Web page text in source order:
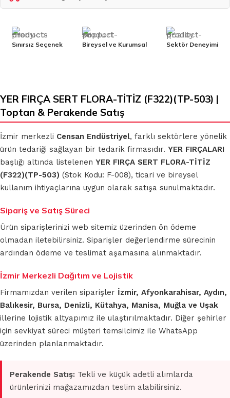
Sınırsız Seçenek Bireysel ve Kurumsal Sektör Deneyimi
YER FIRÇA SERT FLORA-TİTİZ (F322)(TP-503) |
Toptan & Perakende Satış
İzmir merkezli Censan Endüstriyel, farklı sektörlere yönelik
ürün tedariği sağlayan bir tedarik firmasıdır. YER FIRÇALARI
başlığı altında listelenen YER FIRÇA SERT FLORA-TİTİZ
(F322)(TP-503) (Stok Kodu: F-008), ticari ve bireysel
kullanım ihtiyaçlarına uygun olarak satışa sunulmaktadır.
Sipariş ve Satış Süreci
Ürün siparişlerinizi web sitemiz üzerinden ön ödeme
olmadan iletebilirsiniz. Siparişler değerlendirme sürecinin
ardından ödeme ve teslimat aşamasına alınmaktadır.
İzmir Merkezli Dağıtım ve Lojistik
Firmamızdan verilen siparişler İzmir, Afyonkarahisar, Aydın,
Balıkesir, Bursa, Denizli, Kütahya, Manisa, Muğla ve Uşak
illerine lojistik altyapımız ile ulaştırılmaktadır. Diğer şehirler
için sevkiyat süreci müşteri temsilcimiz ile WhatsApp
üzerinden planlanmaktadır.
Perakende Satış: Tekli ve küçük adetli alımlarda
ürünlerinizi mağazamızdan teslim alabilirsiniz.